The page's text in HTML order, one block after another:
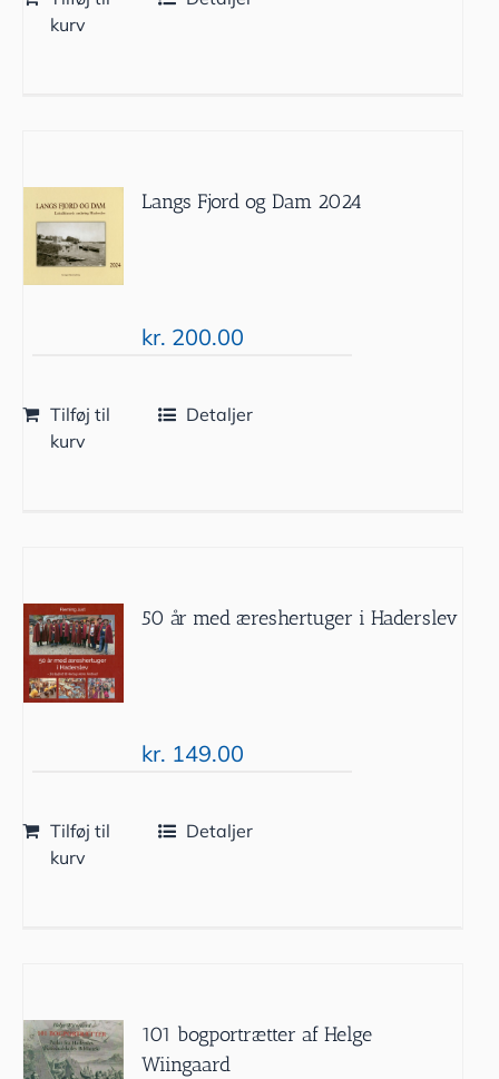
kurv
Langs Fjord og Dam 2024
kr. 200.00
Tilføj til
kurv
Detaljer
50 år med æreshertuger i Haderslev
kr. 149.00
Tilføj til
kurv
Detaljer
101 bogportrætter af Helge
Wiingaard